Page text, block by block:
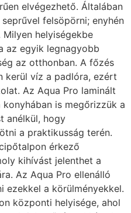
elvégezhető. Általában
felsöpörni; enyhén
helyiségekbe
az egyik legnagyobb
az otthonban. A főzés
kerül víz a padlóra, ezért
Az Aqua Pro laminált
is megőrizzük a
anélkül, hogy
a praktikusság terén.
érkező
kihívást jelenthet a
Az Aqua Pro ellenálló
ezekkel a körülményekkel.
központi helyisége, ahol